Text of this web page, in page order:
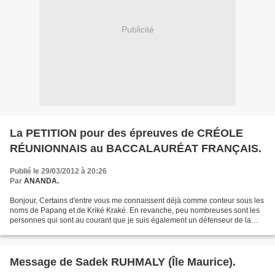
Publicité
La PETITION pour des épreuves de CRÉOLE
RÉUNIONNAIS au BACCALAURÉAT FRANÇAIS.
Publié le 29/03/2012 à 20:26
Par ANANDA.
Bonjour, Certains d'entre vous me connaissent déjà comme conteur sous les
noms de Papang et de Kriké Kraké. En revanche, peu nombreuses sont les
personnes qui sont au courant que je suis également un défenseur de la
Message de Sadek RUHMALY (Île Maurice).